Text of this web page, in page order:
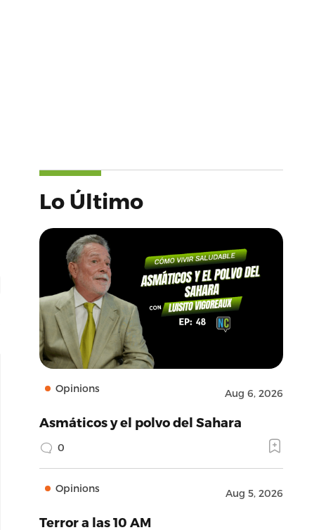
Lo Último
Opinions Aug 6, 2026
Asmáticos y el polvo del Sahara
0
Opinions Aug 5, 2026
Terror a las 10 AM